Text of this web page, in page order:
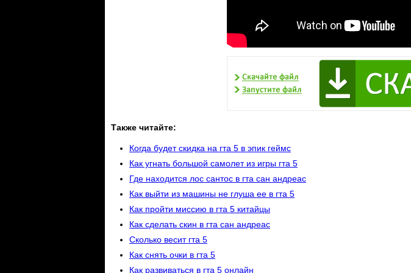
Также читайте:
Когда будет скидка на гта 5 в эпик геймс
Как угнать большой самолет из игры гта 5
Где находится лос сантос в гта сан андреас
Как выйти из машины не глуша ее в гта 5
Как пройти миссию в гта 5 китайцы
Как сделать скин в гта сан андреас
Сколько весит гта 5
Как снять очки в гта 5
Как развиваться в гта 5 онлайн